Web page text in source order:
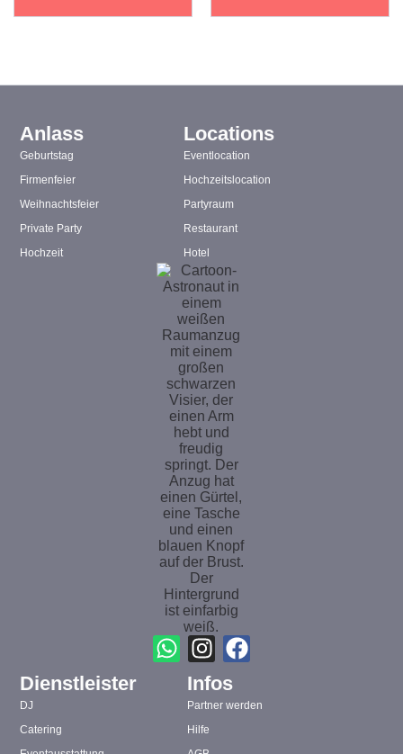
Anlass
Geburtstag
Firmenfeier
Weihnachtsfeier
Private Party
Hochzeit
Locations
Eventlocation
Hochzeitslocation
Partyraum
Restaurant
Hotel
Dienstleister
DJ
Catering
Infos
Partner werden
Hilfe